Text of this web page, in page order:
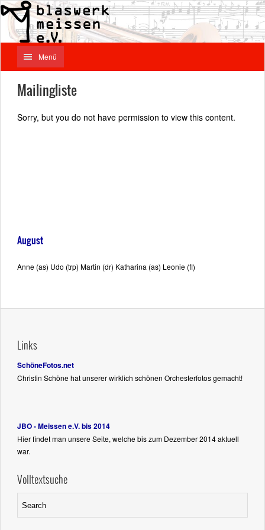
Menü
Mailingliste
Sorry, but you do not have permission to view this content.
August
Anne (as) Udo (trp) Martin (dr) Katharina (as) Leonie (fl)
Links
SchöneFotos.net
Christin Schöne hat unserer wirklich schönen Orchesterfotos gemacht!
JBO - Meissen e.V. bis 2014
Hier findet man unsere Seite, welche bis zum Dezember 2014 aktuell
war.
Volltextsuche